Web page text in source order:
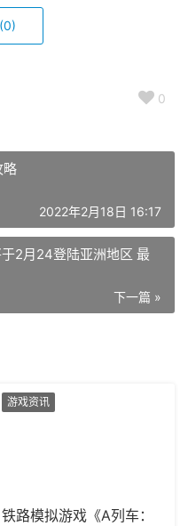
(0)
0
略
2022年2月18日 16:17
2月24登陆亚洲地区 最
下一篇 »
游戏资讯
铁路模拟游戏《A列车：